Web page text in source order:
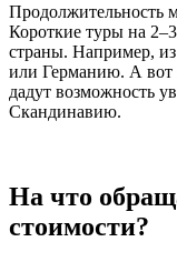
Продолжительность
Короткие туры на
страны. Например,
или Германию. А вот
дадут возможность
Скандинавию.
На что
стоимости?